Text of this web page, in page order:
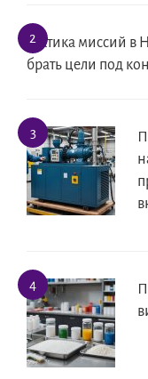
Тактика миссий в
брать цели под